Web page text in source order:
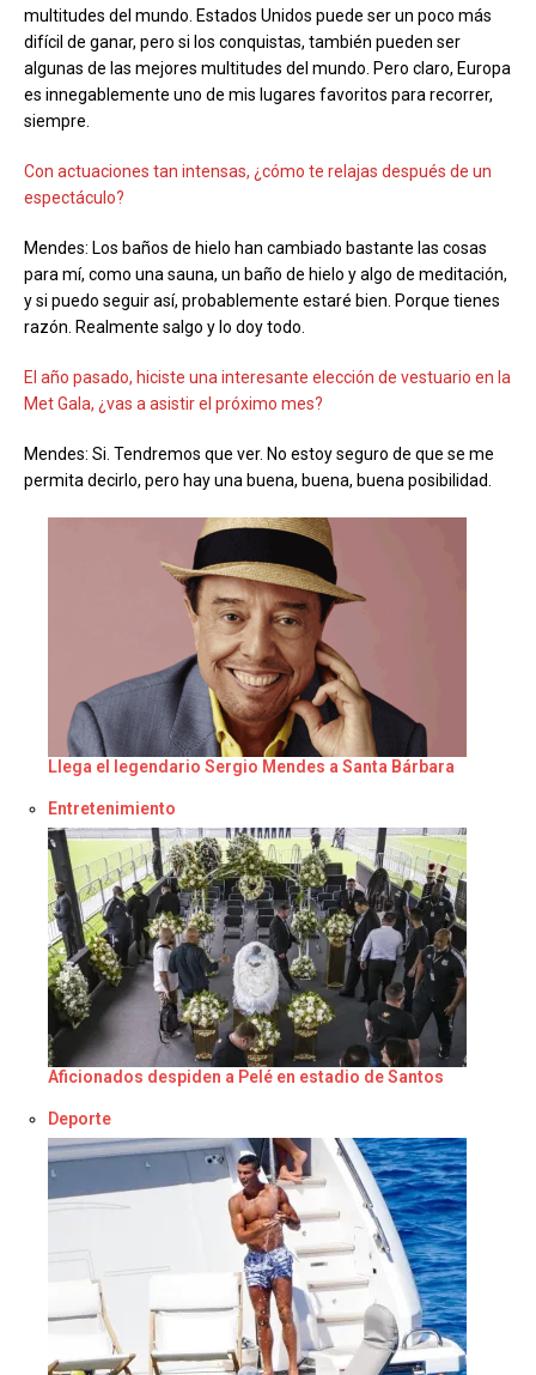
multitudes del mundo. Estados Unidos puede ser un poco más
difícil de ganar, pero si los conquistas, también pueden ser
algunas de las mejores multitudes del mundo. Pero claro, Europa
es innegablemente uno de mis lugares favoritos para recorrer,
siempre.
Con actuaciones tan intensas, ¿cómo te relajas después de un
espectáculo?
Mendes: Los baños de hielo han cambiado bastante las cosas
para mí, como una sauna, un baño de hielo y algo de meditación,
y si puedo seguir así, probablemente estaré bien. Porque tienes
razón. Realmente salgo y lo doy todo.
El año pasado, hiciste una interesante elección de vestuario en la
Met Gala, ¿vas a asistir el próximo mes?
Mendes: Si. Tendremos que ver. No estoy seguro de que se me
permita decirlo, pero hay una buena, buena, buena posibilidad.
Llega el legendario Sergio Mendes a Santa Bárbara
Respecto a
Entretenimiento
Aficionados despiden a Pelé en estadio de Santos
Respecto a
Deporte